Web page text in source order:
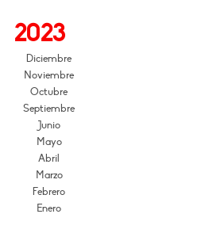
2023
Diciembre
Noviembre
Octubre
Septiembre
Junio
Mayo
Abril
Marzo
Febrero
Enero